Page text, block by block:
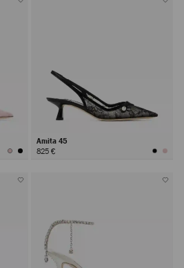
Amita 45
825 €